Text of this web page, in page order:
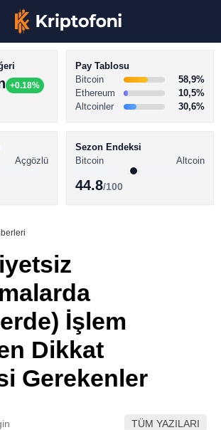
LinkedIn
Telegram
+0.18%
Pay Tablosu
Bitcoin
58,9%
Ethereum
10,5%
Altcoinler
30,6%
Açgözlü
Sezon Endeksi
Bitcoin
Altcoin
44.8/100
İşlem
Dikkat
Gerekenler
TÜM YAZILARI